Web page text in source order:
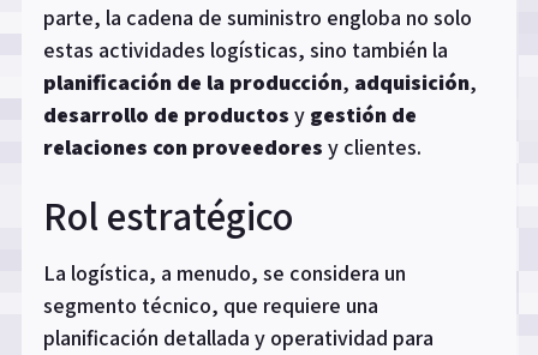
parte, la cadena de suministro engloba no solo
estas actividades logísticas, sino también la
planificación de la producción, adquisición,
desarrollo de productos y gestión de
relaciones con proveedores y clientes.
Rol estratégico
La logística, a menudo, se considera un
segmento técnico, que requiere una
planificación detallada y operatividad para